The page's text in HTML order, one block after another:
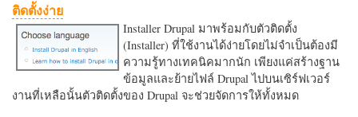
ติดตั้งง่าย
Installer Drupal มาพร้อมกับตัวติดตั้ง
(Installer) ที่ใช้งานได้ง่ายโดยไม่จำเป็นต้องมี
ความรู้ทางเทคนิคมากนัก เพียงแค่สร้างฐาน
ข้อมูลและย้ายไฟล์ Drupal ไปบนเซิร์ฟเวอร์
งานที่เหลือนั้นตัวติดตั้งของ Drupal จะช่วยจัดการให้ทั้งหมด